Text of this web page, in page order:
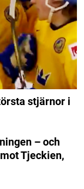
stjärnor i
– och
Tjeckien,